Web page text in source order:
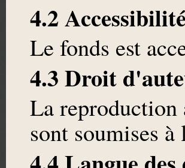
4.2 Accessibilité
Le fonds est
4.3 Droit
La reproduction
sont soumises